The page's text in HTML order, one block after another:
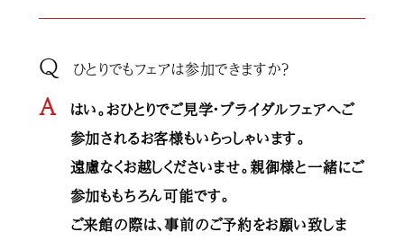
Q ひとりでもフェアは参加できますか？
A
はい。おひとりでご見学・ブライダルフェアへご
参加されるお客様もいらっしゃいます。
遠慮なくお越しくださいませ。親御様と一緒にご
参加ももちろん可能です。
ご来館の際は、事前のご予約をお願い致しま